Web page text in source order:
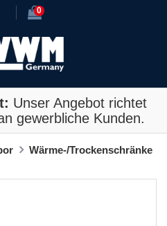
0
Unser Angebot richtet
gewerbliche Kunden.
Wärme-/Trockenschränke